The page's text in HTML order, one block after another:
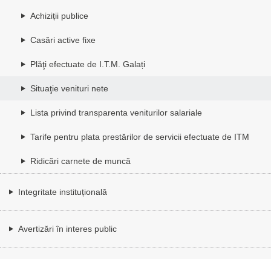
Achiziții publice
Casări active fixe
Plăţi efectuate de I.T.M. Galați
Situaţie venituri nete
Lista privind transparenta veniturilor salariale
Tarife pentru plata prestărilor de servicii efectuate de ITM
Ridicări carnete de muncă
Integritate instituțională
Avertizări în interes public